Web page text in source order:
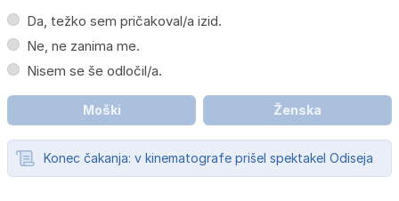
Da, težko sem pričakoval/a izid.
Ne, ne zanima me.
Nisem se še odločil/a.
Moški Ženska
Konec čakanja: v kinematografe prišel spektakel Odiseja